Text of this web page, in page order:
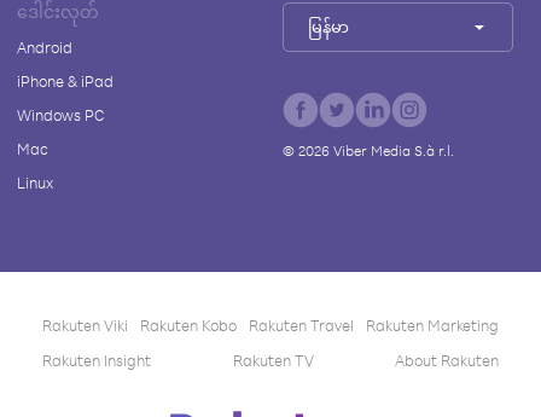
ဒေါင်းလုတ်
Android
iPhone & iPad
Windows PC
Mac
Linux
မြန်မာ
© 2026Viber Media S.à r.l.
Rakuten Viki Rakuten Kobo Rakuten Travel
Rakuten Marketing
Rakuten Insight
Rakuten TV About Rakuten